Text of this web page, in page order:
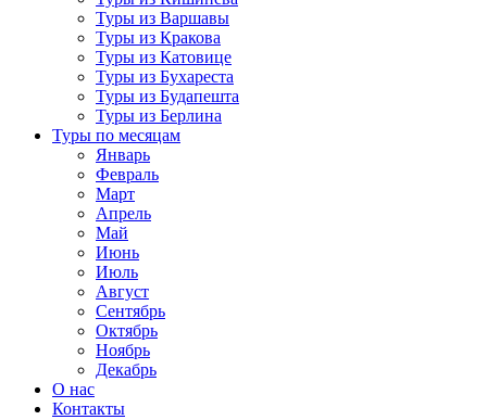
Туры из Варшавы
Туры из Кракова
Туры из Катовице
Туры из Бухареста
Туры из Будапешта
Туры из Берлина
Туры по месяцам
Январь
Февраль
Март
Апрель
Май
Июнь
Июль
Август
Сентябрь
Октябрь
Ноябрь
Декабрь
О нас
Контакты